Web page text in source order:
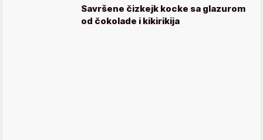
Savršene čizkejk kocke sa glazurom
od čokolade i kikirikija